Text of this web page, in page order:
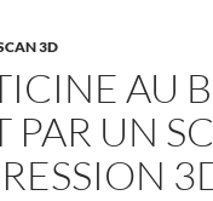
3D
AU
PAR UN